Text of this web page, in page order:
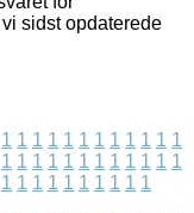
sidst opdaterede
1 1 1 1 1 1 1 1 1 1 1 1
1 1 1 1 1 1 1 1 1 1 1 1
1 1 1 1 1 1 1 1 1 1